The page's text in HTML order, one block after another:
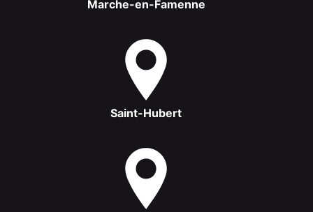
Marche-en-Famenne
Saint-Hubert